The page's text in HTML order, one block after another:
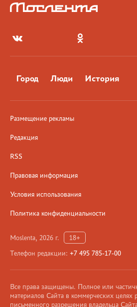
Город Люди История
Размещение рекламы
Редакция
RSS
Правовая информация
Условия использования
Политика конфиденциальности
Moslenta, 2026 г.
18+
Телефон редакции: +7 495 785-17-00
Все права защищены. Полное или
материалов Сайта в коммерческих целях
письменного разрешения владельца